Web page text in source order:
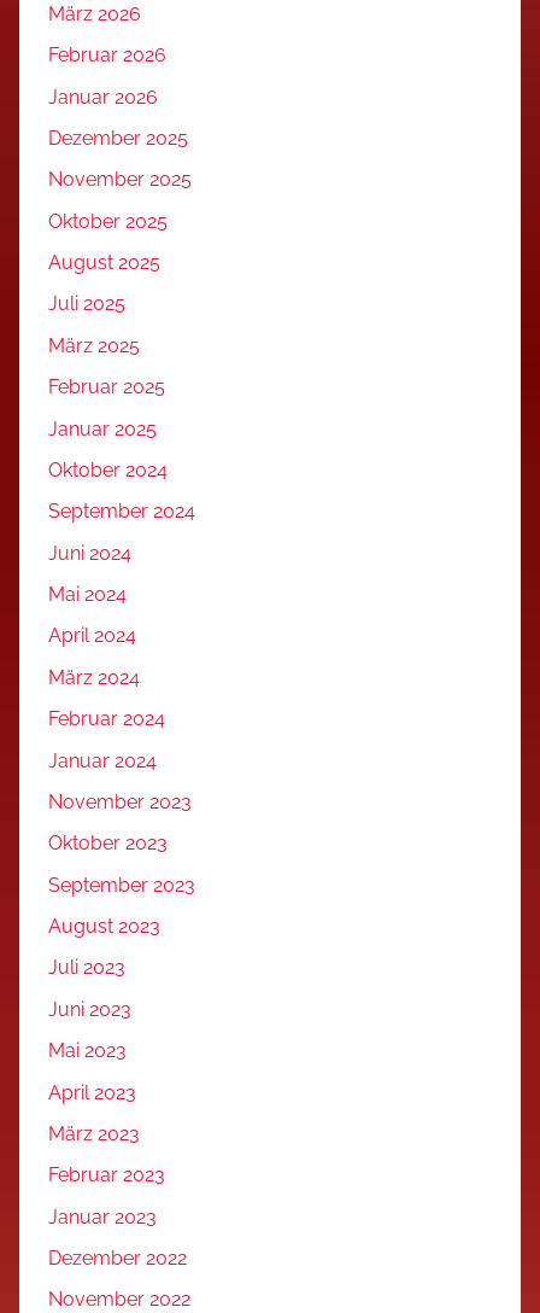
März 2026
Februar 2026
Januar 2026
Dezember 2025
November 2025
Oktober 2025
August 2025
Juli 2025
März 2025
Februar 2025
Januar 2025
Oktober 2024
September 2024
Juni 2024
Mai 2024
April 2024
März 2024
Februar 2024
Januar 2024
November 2023
Oktober 2023
September 2023
August 2023
Juli 2023
Juni 2023
Mai 2023
April 2023
März 2023
Februar 2023
Januar 2023
Dezember 2022
November 2022